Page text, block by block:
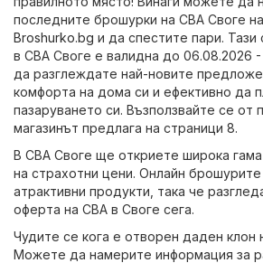
последните брошурки на CBA Своге на
Broshurko.bg и да спестите пари.
в CBA Своге е валидна до 06.08.2026
да разглеждате най-новите
комфорта на дома си и ефективно да
пазаруването си. Възползвайте се от
магазинът предлага на страници 8.
В CBA Своге ще откриете широка
на страхотни цени. Онлайн брошурите
атрактивни продукти, така че
оферта на CBA в Своге сега.
Чудите се кога е отворен даден клон
Можете да намерите информация за